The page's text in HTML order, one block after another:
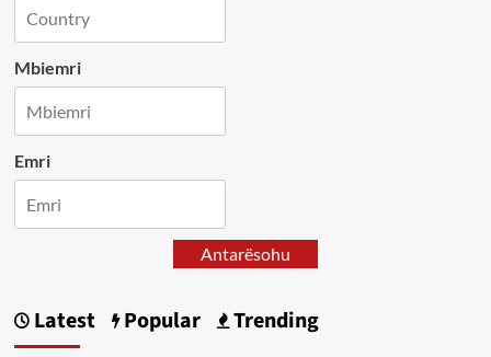
Mbiemri
Emri
Antarësohu
Latest Popular Trending